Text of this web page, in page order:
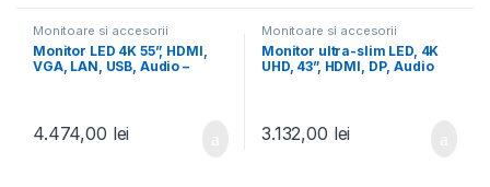
Monitoare si accesorii
Monitor LED 4K 55”, HDMI,
VGA, LAN, USB, Audio –
4.474,00 lei
Monitoare si accesorii
Monitor ultra-slim LED, 4K
UHD, 43”, HDMI, DP, Audio
3.132,00 lei